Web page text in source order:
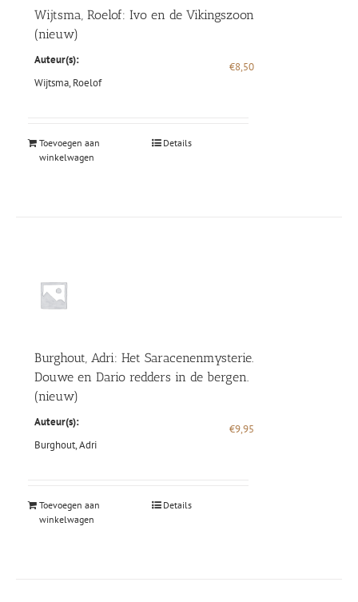
Wijtsma, Roelof: Ivo en de Vikingszoon
(nieuw)
Auteur(s):
Wijtsma, Roelof
€8,50
Toevoegen aan
winkelwagen
Details
Burghout, Adri: Het Saracenenmysterie.
Douwe en Dario redders in de bergen.
(nieuw)
Auteur(s):
Burghout, Adri
€9,95
Toevoegen aan
winkelwagen
Details